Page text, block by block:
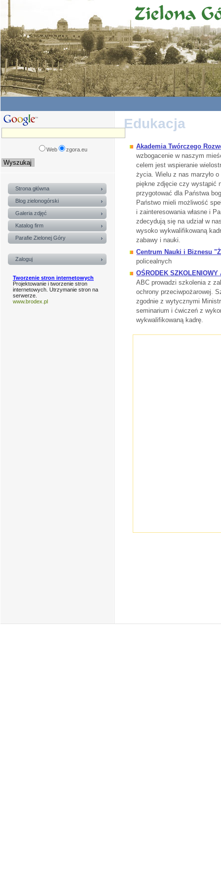
Edukacja
Akademia Twórczego
wzbogacenie w naszym
celem jest wspieranie
życia. Wielu z nas marzyło
piękne zdjęcie czy wystąpić
przygotować dla Państwa
Państwo mieli możliwość
i zainteresowania własne i
zdecydują się na udział w
wysoko wykwalifikowaną
zabawy i nauki.
Centrum Nauki i Biznesu
policealnych
OŚRODEK
ABC prowadzi szkolenia z
ochrony przeciwpożarowej.
zgodnie z wytycznymi
seminarium i ćwiczeń z
wykwalifikowaną kadrę.
Web zgora.eu
Strona główna
Blog zielonogórski
Galeria zdjęć
Katalog firm
Parafie Zielonej Góry
Zaloguj
Tworzenie stron internetowych
Projektowanie i tworzenie stron
internetowych. Utrzymanie stron na
serwerze.
www.brodex.pl